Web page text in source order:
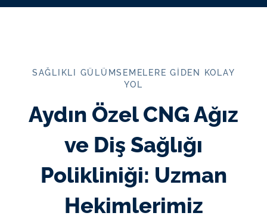
SAĞLIKLI GÜLÜMSEMELERE GIDEN KOLAY
YOL
Aydın Özel CNG Ağız
ve Diş Sağlığı
Polikliniği: Uzman
Hekimlerimiz